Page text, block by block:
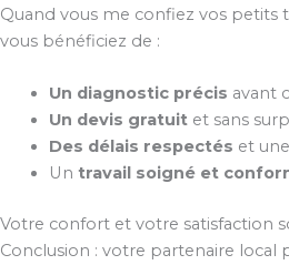
Quand vous me confiez vos petits
vous bénéficiez de :
Un diagnostic précis avant
Un devis gratuitet sans
Des délais respectés et
Un travail soigné et
Votre confort et votre satisfaction
Conclusion : votre partenaire local